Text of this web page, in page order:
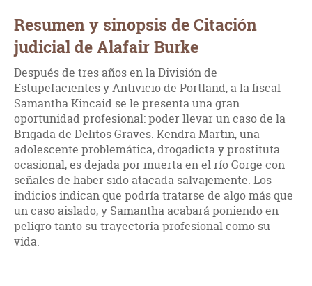
Resumen y sinopsis de Citación
judicial de Alafair Burke
Después de tres años en la División de
Estupefacientes y Antivicio de Portland, a la fiscal
Samantha Kincaid se le presenta una gran
oportunidad profesional: poder llevar un caso de la
Brigada de Delitos Graves. Kendra Martin, una
adolescente problemática, drogadicta y prostituta
ocasional, es dejada por muerta en el río Gorge con
señales de haber sido atacada salvajemente. Los
indicios indican que podría tratarse de algo más que
un caso aislado, y Samantha acabará poniendo en
peligro tanto su trayectoria profesional como su
vida.